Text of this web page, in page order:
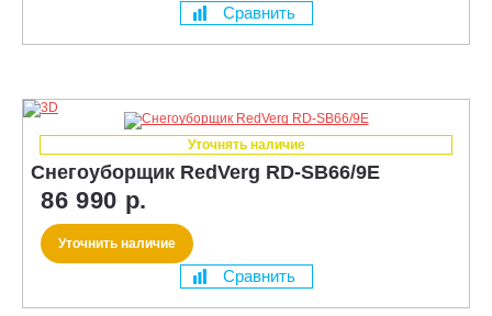
Сравнить
Уточнять наличие
Снегоуборщик RedVerg RD-SB66/9E
86 990 р.
Уточнить наличие
Сравнить